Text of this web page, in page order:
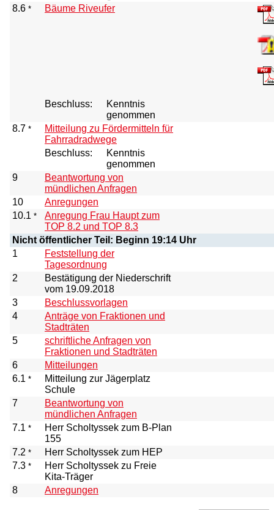
8.6 * Bäume Riveufer
Beschluss:
Kenntnis
genommen
8.7 *
Mitteilung zu Fördermitteln für
Fahrradradwege
Beschluss:
Kenntnis
genommen
9
Beantwortung von
mündlichen Anfragen
10
Anregungen
10.1 *
Anregung Frau Haupt zum
TOP 8.2 und TOP 8.3
Nicht öffentlicher Teil: Beginn 19:14 Uhr
1
Feststellung der
Tagesordnung
2
Bestätigung der Niederschrift
vom 19.09.2018
3
Beschlussvorlagen
4
Anträge von Fraktionen und
Stadträten
5
schriftliche Anfragen von
Fraktionen und Stadträten
6
Mitteilungen
6.1 *
Mitteilung zur Jägerplatz
Schule
7
Beantwortung von
mündlichen Anfragen
7.1 *
Herr Scholtyssek zum B-Plan
155
7.2 *
Herr Scholtyssek zum HEP
7.3 *
Herr Scholtyssek zu Freie
Kita-Träger
8
Anregungen